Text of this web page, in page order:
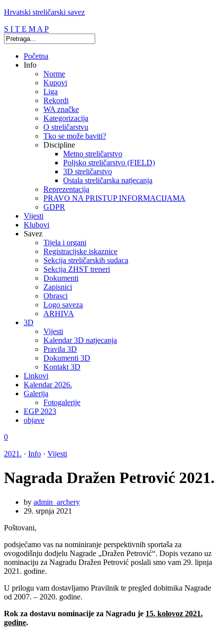
Hrvatski streličarski savez
S I T E M A P
Početna
Info
Norme
Kupovi
Liga
Rekordi
WA značke
Kategorizacija
O streličarstvu
Tko se može baviti?
Discipline
Metno streličarstvo
Poljsko streličarstvo (FIELD)
3D streličarstvo
Ostala streličarska natjecanja
Reprezentacija
PRAVO NA PRISTUP INFORMACIJAMA
GDPR
Vijesti
Klubovi
Savez
Tijela i organi
Registracijske iskaznice
Sekcija streličarskih sudaca
Sekcija ZHST treneri
Dokumenti
Zapisnici
Obrasci
Logo saveza
ARHIVA
3D
Vijesti
Kalendar 3D natjecanja
Pravila 3D
Dokumenti 3D
Kontakt 3D
Linkovi
Kalendar 2026.
Galerija
Fotogalerije
EGP 2023
objave
0
2021. · Info · Vijesti
Nagrada Dražen Petrović 2021.
by admin_archery
29. srpnja 2021
Poštovani,
podsjećamo vas na nominiranje perspektivnih sportaša za
ovogodišnju dodjelu Nagrade „Dražen Petrović“. Dopis vezano uz
nominaciju za Nagradu Dražen Petrović poslali smo vam 29. lipnja
2021. godine.
U prilogu vam dostavljamo Pravilnik te pregled dobitnika Nagrade
od 2007. – 2020. godine.
Rok za dostavu nominacije za Nagradu je 15. kolovoz 2021.
godine.